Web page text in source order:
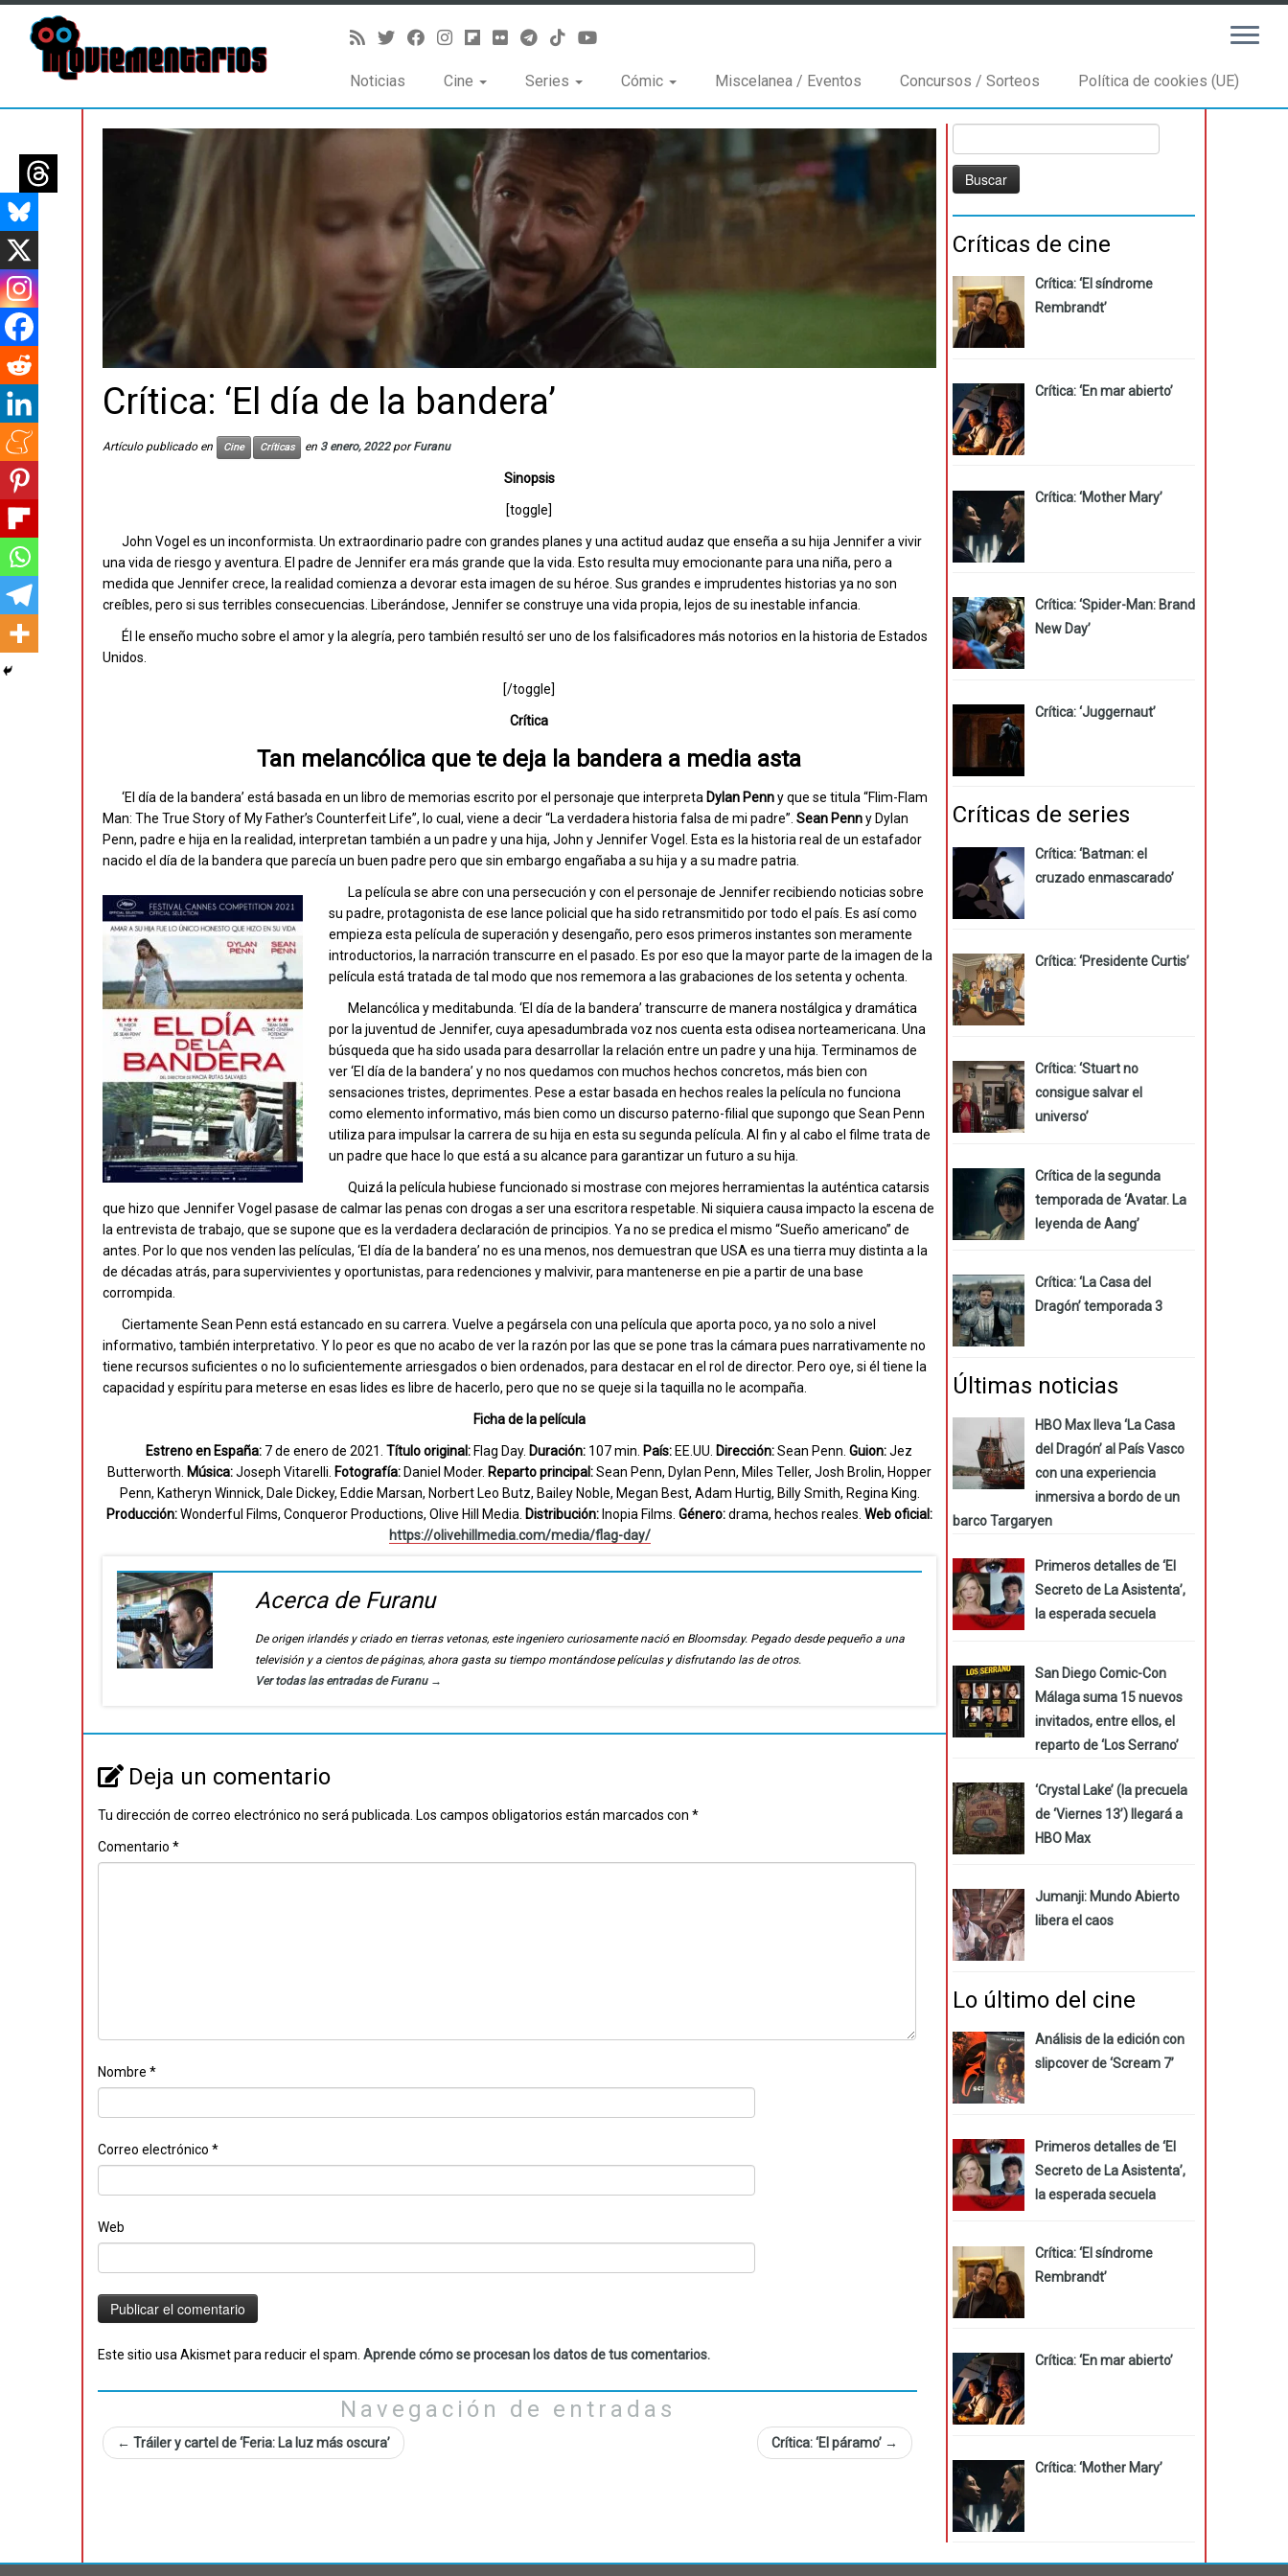
contenido
Noticias Cine Series Cómic Miscelanea / Eventos Concursos / Sorteos Política de cookies (UE)
Crítica: ‘El día de la bandera’
Artículo publicado en Cine Críticas en 3 enero, 2022 porFuranu
Sinopsis
[toggle]
John Vogel es un inconformista. Un extraordinario padre con grandes planes y una actitud audaz que enseña a su hija Jennifer a vivir
una vida de riesgo y aventura. El padre de Jennifer era más grande que la vida. Esto resulta muy emocionante para una niña, pero a
medida que Jennifer crece, la realidad comienza a devorar esta imagen de su héroe. Sus grandes e imprudentes historias ya no son
creíbles, pero si sus terribles consecuencias. Liberándose, Jennifer se construye una vida propia, lejos de su inestable infancia.
Él le enseño mucho sobre el amor y la alegría, pero también resultó ser uno de los falsificadores más notorios en la historia de Estados
Unidos.
[/toggle]
Crítica
Tan melancólica que te deja la bandera a media asta
‘El día de la bandera’ está basada en un libro de memorias escrito por el personaje que interpreta Dylan Penny que se titula “Flim-Flam
Man: The True Story of My Father’s Counterfeit Life”, lo cual, viene a decir “La verdadera historia falsa de mi padre”. Sean Penny Dylan
Penn, padre e hija en la realidad, interpretan también a un padre y una hija, John y Jennifer Vogel. Esta es la historia real de un estafador
nacido el día de la bandera que parecía un buen padre pero que sin embargo engañaba a su hija y a su madre patria.
La película se abre con una persecución y con el personaje de Jennifer recibiendo noticias sobre
su padre, protagonista de ese lance policial que ha sido retransmitido por todo el país. Es así como
empieza esta película de superación y desengaño, pero esos primeros instantes son meramente
introductorios, la narración transcurre en el pasado. Es por eso que la mayor parte de la imagen de la
película está tratada de tal modo que nos rememora a las grabaciones de los setenta y ochenta.
Melancólica y meditabunda. ‘El día de la bandera’ transcurre de manera nostálgica y dramática
por la juventud de Jennifer, cuya apesadumbrada voz nos cuenta esta odisea norteamericana. Una
búsqueda que ha sido usada para desarrollar la relación entre un padre y una hija. Terminamos de
ver ‘El día de la bandera’ y no nos quedamos con muchos hechos concretos, más bien con
sensaciones tristes, deprimentes. Pese a estar basada en hechos reales la película no funciona
como elemento informativo, más bien como un discurso paterno-filial que supongo que Sean Penn
utiliza para impulsar la carrera de su hija en esta su segunda película. Al fin y al cabo el filme trata de
un padre que hace lo que está a su alcance para garantizar un futuro a su hija.
Quizá la película hubiese funcionado si mostrase con mejores herramientas la auténtica catarsis
que hizo que Jennifer Vogel pasase de calmar las penas con drogas a ser una escritora respetable. Ni siquiera causa impacto la escena de
la entrevista de trabajo, que se supone que es la verdadera declaración de principios. Ya no se predica el mismo “Sueño americano” de
antes. Por lo que nos venden las películas, ‘El día de la bandera’ no es una menos, nos demuestran que USA es una tierra muy distinta a la
de décadas atrás, para supervivientes y oportunistas, para redenciones y malvivir, para mantenerse en pie a partir de una base
corrompida.
Ciertamente Sean Penn está estancado en su carrera. Vuelve a pegársela con una película que aporta poco, ya no solo a nivel
informativo, también interpretativo. Y lo peor es que no acabo de ver la razón por las que se pone tras la cámara pues narrativamente no
tiene recursos suficientes o no lo suficientemente arriesgados o bien ordenados, para destacar en el rol de director. Pero oye, si él tiene la
capacidad y espíritu para meterse en esas lides es libre de hacerlo, pero que no se queje si la taquilla no le acompaña.
Ficha de la película
Estreno en España: 7 de enero de 2021. Título original: Flag Day. Duración: 107 min. País: EE.UU. Dirección:Sean Penn. Guion:Jez
Butterworth. Música:Joseph Vitarelli. Fotografía: Daniel Moder. Reparto principal:Sean Penn, Dylan Penn, Miles Teller, Josh Brolin, Hopper
Penn, Katheryn Winnick, Dale Dickey, Eddie Marsan, Norbert Leo Butz, Bailey Noble, Megan Best, Adam Hurtig, Billy Smith, Regina King.
Producción:Wonderful Films, Conqueror Productions, Olive Hill Media. Distribución: Inopia Films. Género:drama, hechos reales. Web oficial:
https://olivehillmedia.com/media/flag-day/
Acerca de Furanu
De origen irlandés y criado en tierras vetonas, este ingeniero curiosamente nació en Bloomsday. Pegado desde pequeño a una
televisión y a cientos de páginas, ahora gasta su tiempo montándose películas y disfrutando las de otros.
Ver todas las entradas de Furanu →
Deja un comentario
Tu dirección de correo electrónico no será publicada. Los campos obligatorios están marcados con *
Comentario *
Nombre *
Correo electrónico *
Web
Este sitio usa Akismet para reducir el spam. Aprende cómo se procesan los datos de tus comentarios.
Navegación de entradas
← Tráiler y cartel de ‘Feria: La luz más oscura’ Crítica: ‘El páramo’ →
Críticas de cine
Crítica: ‘El síndrome
Rembrandt’
Crítica: ‘En mar abierto’
Crítica: ‘Mother Mary’
Crítica: ‘Spider-Man: Brand
New Day’
Crítica: ‘Juggernaut’
Críticas de series
Crítica: ‘Batman: el
cruzado enmascarado’
Crítica: ‘Presidente Curtis’
Crítica: ‘Stuart no
consigue salvar el
universo’
Crítica de la segunda
temporada de ‘Avatar. La
leyenda de Aang’
Crítica: ‘La Casa del
Dragón’ temporada 3
Últimas noticias
HBO Max lleva ‘La Casa
del Dragón’ al País Vasco
con una experiencia
inmersiva a bordo de un
barco Targaryen
Primeros detalles de ‘El
Secreto de La Asistenta’,
la esperada secuela
San Diego Comic-Con
Málaga suma 15 nuevos
invitados, entre ellos, el
reparto de ‘Los Serrano’
‘Crystal Lake’ (la precuela
de ‘Viernes 13’) llegará a
HBO Max
Jumanji: Mundo Abierto
libera el caos
Lo último del cine
Análisis de la edición con
slipcover de ‘Scream 7’
Primeros detalles de ‘El
Secreto de La Asistenta’,
la esperada secuela
Crítica: ‘El síndrome
Rembrandt’
Crítica: ‘En mar abierto’
Crítica: ‘Mother Mary’